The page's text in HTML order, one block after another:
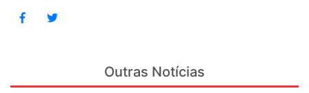
Outras Notícias